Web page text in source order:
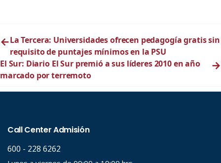
←La Tercera: Universidades ofrecen pedagogía gratis sin
requisito de puntajes mínimos en la PSU
El Sur: Diario El Sur premió a sus líderes 2010 en año
marcado por terremoto
→